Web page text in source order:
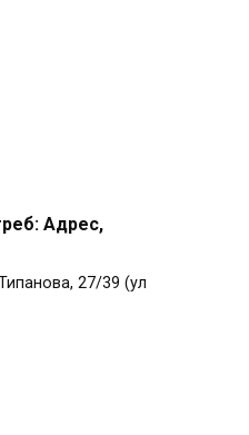
Адрес,
27/39 (ул